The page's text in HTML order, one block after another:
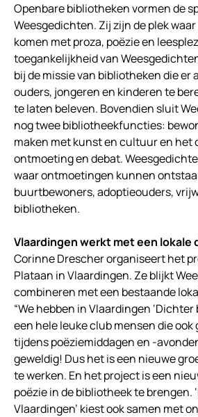
Openbare bibliotheken vormen de
Weesgedichten. Zij zijn de plek
komen met proza, poëzie en
toegankelijkheid van
bij de missie van bibliotheken die er
ouders, jongeren en kinderen te
te laten beleven. Bovendien sluit
nog twee bibliotheekfuncties:
maken met kunst en cultuur en het
ontmoeting en debat.
waar ontmoetingen kunnen
buurtbewoners, adoptieouders,
bibliotheken.
Vlaardingen werkt met een
Corinne Drescher organiseert het
Plataan in Vlaardingen. Ze blijkt
combineren met een bestaande
“We hebben in Vlaardingen ‘Dichter
een hele leuke club mensen die
tijdens poëziemiddagen en -
geweldig! Dus het is een nieuwe
te werken. En het project is een
poëzie in de bibliotheek te brengen.
Vlaardingen’ kiest ook samen met